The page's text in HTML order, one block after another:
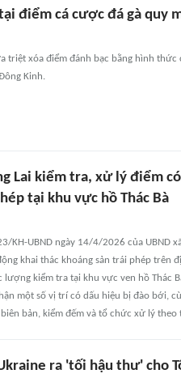
điểm cá cược đá gà quy
triệt xóa điểm đánh bạc bằng hình
Kinh.
Lai kiểm tra, xử lý điểm
tại khu vực hồ Thác Bà
KH-UBND ngày 14/4/2026 của UBND
khai thác khoáng sản trái phép trên
kiểm tra tại khu vực ven hồ Thác
một số vị trí có dấu hiệu bị đào bới,
bản, kiểm đếm và tổ chức xử lý
ra 'tối hậu thư' cho